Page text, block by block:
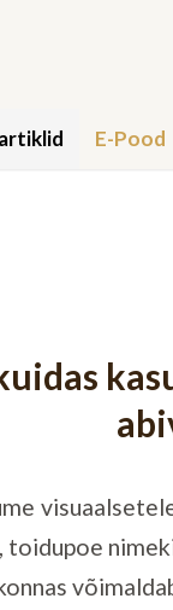
E-Pood
toidupoe